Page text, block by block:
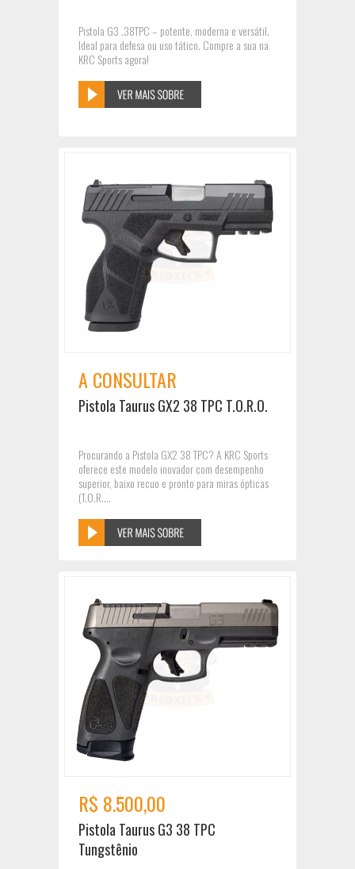
Pistola G3 .38TPC – potente, moderna e versátil.
Ideal para defesa ou uso tático. Compre a sua na
KRC Sports agora!
A CONSULTAR
Pistola Taurus GX2 38 TPC T.O.R.O.
Procurando a Pistola GX2 38 TPC? A KRC Sports
oferece este modelo inovador com desempenho
superior, baixo recuo e pronto para miras ópticas
(T.O.R....
R$ 8.500,00
Pistola Taurus G3 38 TPC
Tungstênio